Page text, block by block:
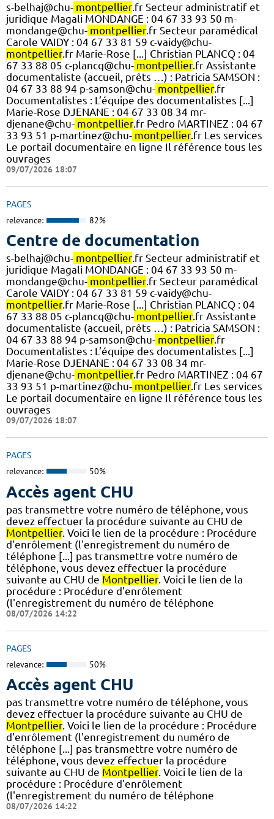
s-belhaj@chu- montpellier.fr Secteur administratif et
juridique Magali MONDANGE : 04 67 33 93 50 m-
mondange@chu- montpellier.fr Secteur paramédical
Carole VAIDY : 04 67 33 81 59 c-vaidy@chu-
montpellier.fr Marie-Rose [...] Christian PLANCQ : 04
67 33 88 05 c-plancq@chu- montpellier.fr Assistante
documentaliste (accueil, prêts …) : Patricia SAMSON :
04 67 33 88 94 p-samson@chu- montpellier.fr
Documentalistes : L’équipe des documentalistes [...]
Marie-Rose DJENANE : 04 67 33 08 34 mr-
djenane@chu- montpellier.fr Pedro MARTINEZ : 04 67
33 93 51 p-martinez@chu- montpellier.fr Les services
Le portail documentaire en ligne Il référence tous les
ouvrages
09/07/2026 18:07
PAGES
relevance: 82%
Centre de documentation
s-belhaj@chu- montpellier.fr Secteur administratif et
juridique Magali MONDANGE : 04 67 33 93 50 m-
mondange@chu- montpellier.fr Secteur paramédical
Carole VAIDY : 04 67 33 81 59 c-vaidy@chu-
montpellier.fr Marie-Rose [...] Christian PLANCQ : 04
67 33 88 05 c-plancq@chu- montpellier.fr Assistante
documentaliste (accueil, prêts …) : Patricia SAMSON :
04 67 33 88 94 p-samson@chu- montpellier.fr
Documentalistes : L’équipe des documentalistes [...]
Marie-Rose DJENANE : 04 67 33 08 34 mr-
djenane@chu- montpellier.fr Pedro MARTINEZ : 04 67
33 93 51 p-martinez@chu- montpellier.fr Les services
Le portail documentaire en ligne Il référence tous les
ouvrages
09/07/2026 18:07
PAGES
relevance: 50%
Accès agent CHU
pas transmettre votre numéro de téléphone, vous
devez effectuer la procédure suivante au CHU de
Montpellier. Voici le lien de la procédure : Procédure
d'enrôlement (l'enregistrement du numéro de
téléphone [...] pas transmettre votre numéro de
téléphone, vous devez effectuer la procédure
suivante au CHU de Montpellier. Voici le lien de la
procédure : Procédure d'enrôlement
(l'enregistrement du numéro de téléphone
08/07/2026 14:22
PAGES
relevance: 50%
Accès agent CHU
pas transmettre votre numéro de téléphone, vous
devez effectuer la procédure suivante au CHU de
Montpellier. Voici le lien de la procédure : Procédure
d'enrôlement (l'enregistrement du numéro de
téléphone [...] pas transmettre votre numéro de
téléphone, vous devez effectuer la procédure
suivante au CHU de Montpellier. Voici le lien de la
procédure : Procédure d'enrôlement
(l'enregistrement du numéro de téléphone
08/07/2026 14:22